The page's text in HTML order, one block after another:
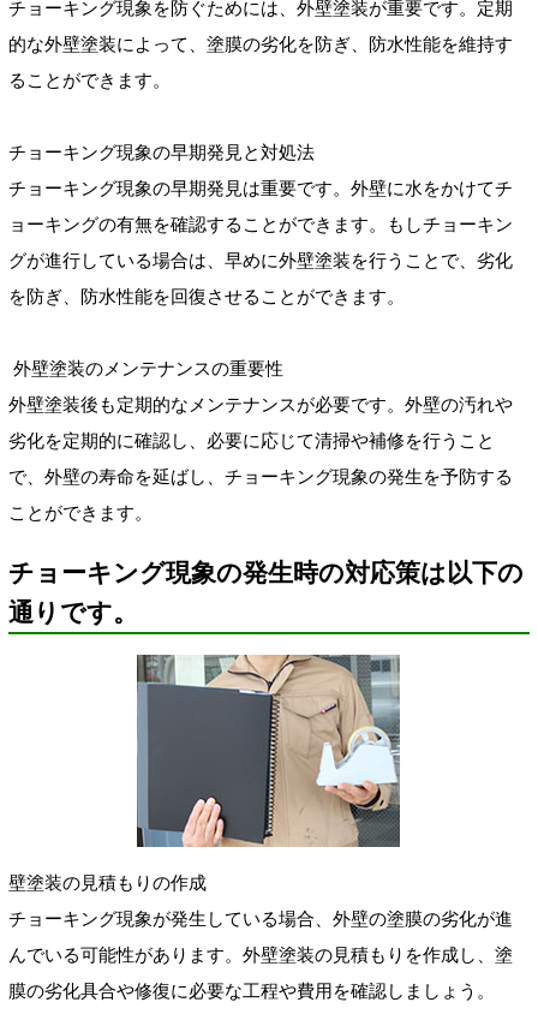
チョーキング現象を防ぐためには、外壁塗装が重要です。定期
的な外壁塗装によって、塗膜の劣化を防ぎ、防水性能を維持す
ることができます。
チョーキング現象の早期発見と対処法
チョーキング現象の早期発見は重要です。外壁に水をかけてチ
ョーキングの有無を確認することができます。もしチョーキン
グが進行している場合は、早めに外壁塗装を行うことで、劣化
を防ぎ、防水性能を回復させることができます。
外壁塗装のメンテナンスの重要性
外壁塗装後も定期的なメンテナンスが必要です。外壁の汚れや
劣化を定期的に確認し、必要に応じて清掃や補修を行うこと
で、外壁の寿命を延ばし、チョーキング現象の発生を予防する
ことができます。
チョーキング現象の発生時の対応策は以下の
通りです。
壁塗装の見積もりの作成
チョーキング現象が発生している場合、外壁の塗膜の劣化が進
んでいる可能性があります。外壁塗装の見積もりを作成し、塗
膜の劣化具合や修復に必要な工程や費用を確認しましょう。